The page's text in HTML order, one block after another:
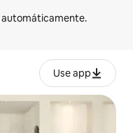
Use app